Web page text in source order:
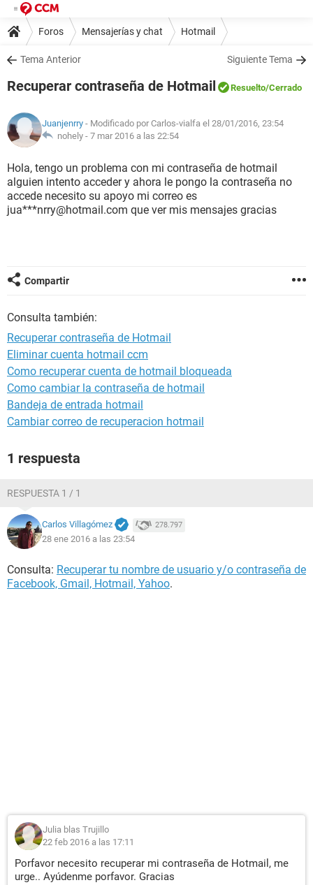
Foros Mensajerías y chat Hotmail
Tema Anterior Siguiente Tema
Recuperar contraseña de Hotmail Resuelto/Cerrado
Juanjenrry - Modificado por Carlos-vialfa el 28/01/2016, 23:54
nohely - 7 mar 2016 a las 22:54
Hola, tengo un problema con mi contraseña de hotmail
alguien intento acceder y ahora le pongo la contraseña no
accede necesito su apoyo mi correo es
jua***nrry@hotmail.com que ver mis mensajes gracias
Compartir
Consulta también:
Recuperar contraseña de Hotmail
Eliminar cuenta hotmail ccm
Como recuperar cuenta de hotmail bloqueada
Como cambiar la contraseña de hotmail
Bandeja de entrada hotmail
Cambiar correo de recuperacion hotmail
1 respuesta
RESPUESTA 1 / 1
Carlos Villagómez 278.797
28 ene 2016 a las 23:54
Consulta: Recuperar tu nombre de usuario y/o contraseña de
Facebook, Gmail, Hotmail, Yahoo.
Julia blas Trujillo
22 feb 2016 a las 17:11
Porfavor necesito recuperar mi contraseña de Hotmail, me
urge.. Ayúdenme porfavor. Gracias